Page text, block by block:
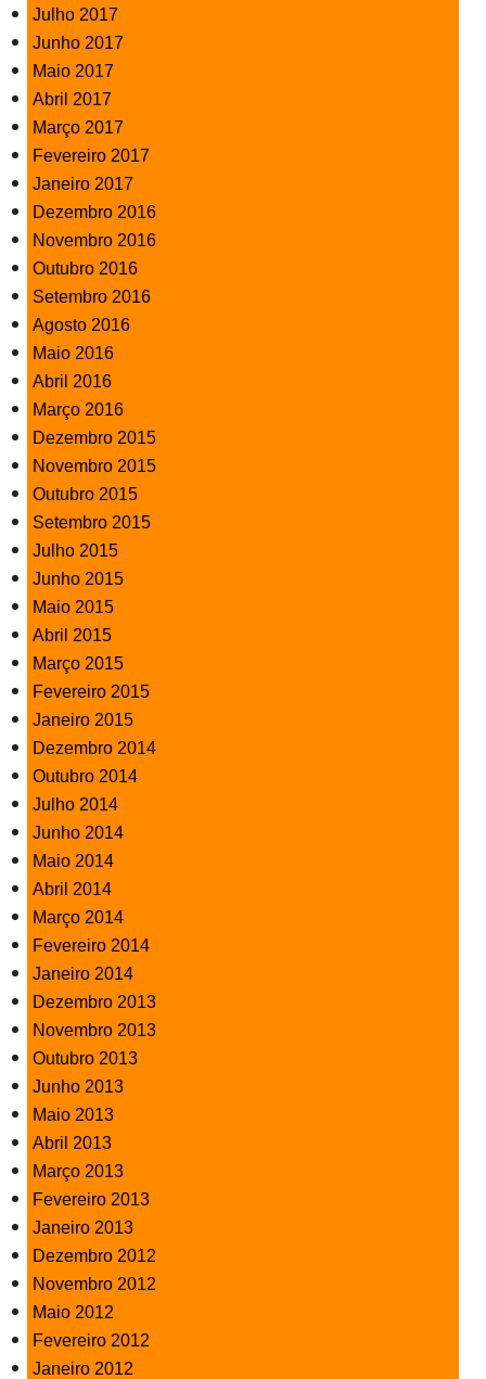
Julho 2017
Junho 2017
Maio 2017
Abril 2017
Março 2017
Fevereiro 2017
Janeiro 2017
Dezembro 2016
Novembro 2016
Outubro 2016
Setembro 2016
Agosto 2016
Maio 2016
Abril 2016
Março 2016
Dezembro 2015
Novembro 2015
Outubro 2015
Setembro 2015
Julho 2015
Junho 2015
Maio 2015
Abril 2015
Março 2015
Fevereiro 2015
Janeiro 2015
Dezembro 2014
Outubro 2014
Julho 2014
Junho 2014
Maio 2014
Abril 2014
Março 2014
Fevereiro 2014
Janeiro 2014
Dezembro 2013
Novembro 2013
Outubro 2013
Junho 2013
Maio 2013
Abril 2013
Março 2013
Fevereiro 2013
Janeiro 2013
Dezembro 2012
Novembro 2012
Maio 2012
Fevereiro 2012
Janeiro 2012